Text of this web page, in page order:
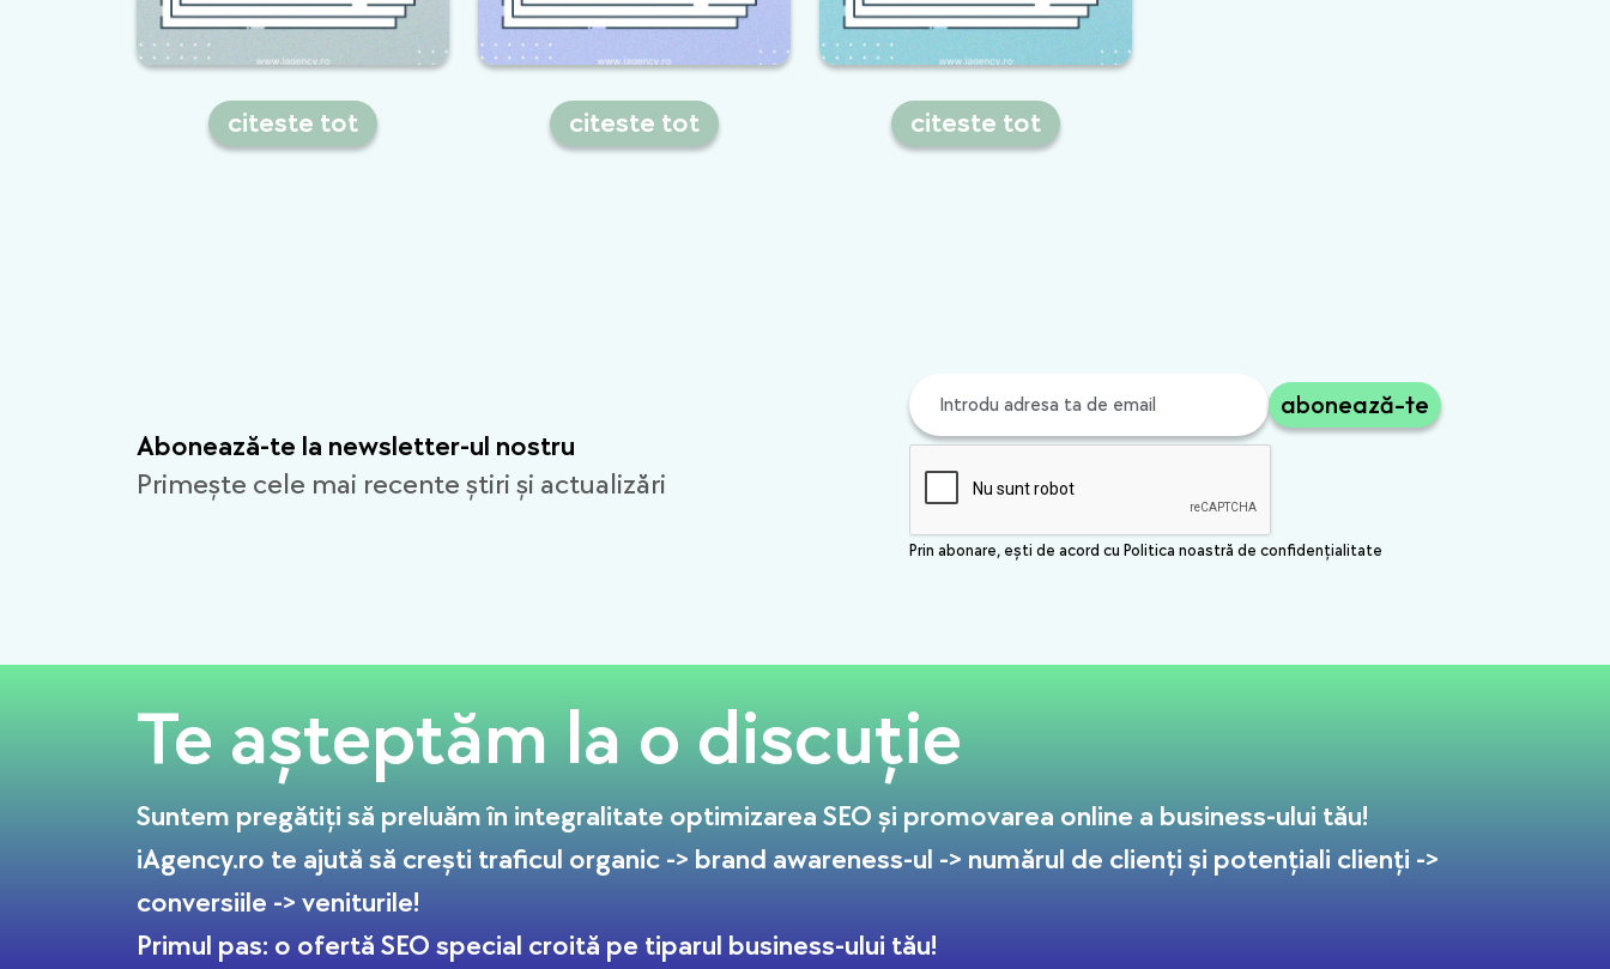
citeste tot citeste tot citeste tot
Abonează-te la newsletter-ul nostru
Primește cele mai recente știri și actualizări
abonează-te
Prin abonare, ești de acord cu Politica noastră de confidențialitate
Te așteptăm la o discuție
Suntem pregătiți să preluăm în integralitate optimizarea SEO și promovarea online a business-ului tău!
iAgency.ro te ajută să crești traficul organic -> brand awareness-ul -> numărul de clienți și potențiali clienți ->
conversiile -> veniturile!
Primul pas: o ofertă SEO special croită pe tiparul business-ului tău!